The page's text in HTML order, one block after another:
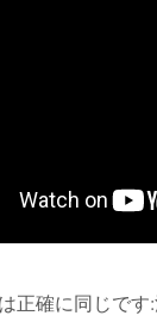
正確に同じで